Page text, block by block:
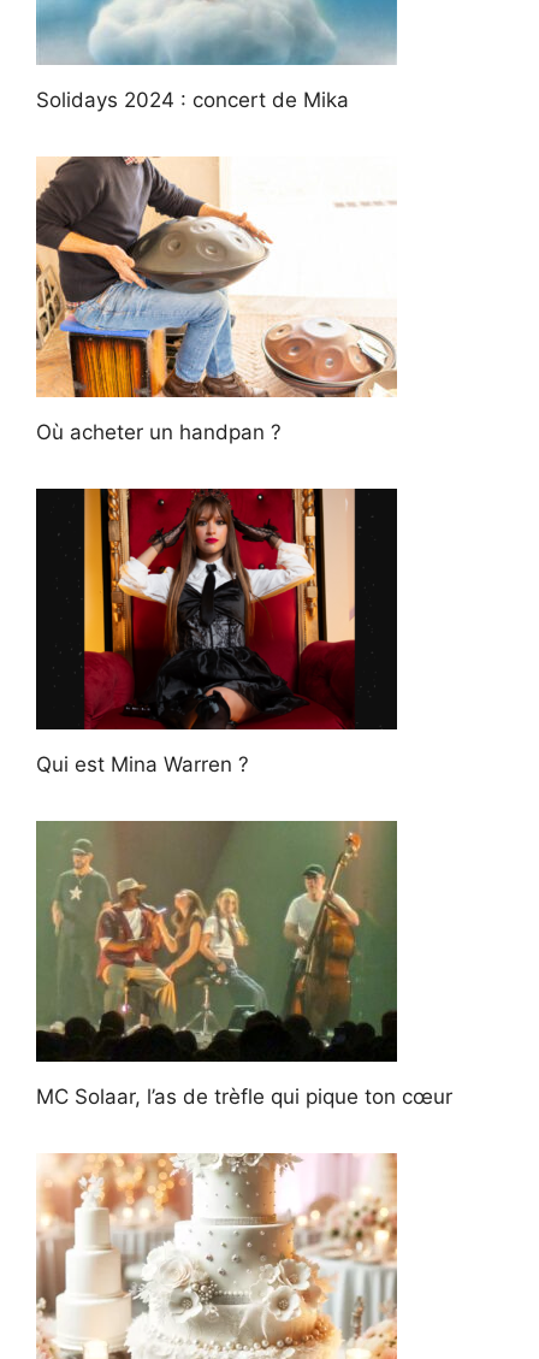
Solidays 2024 : concert de Mika
Où acheter un handpan ?
Qui est Mina Warren ?
MC Solaar, l’as de trèfle qui pique ton cœur